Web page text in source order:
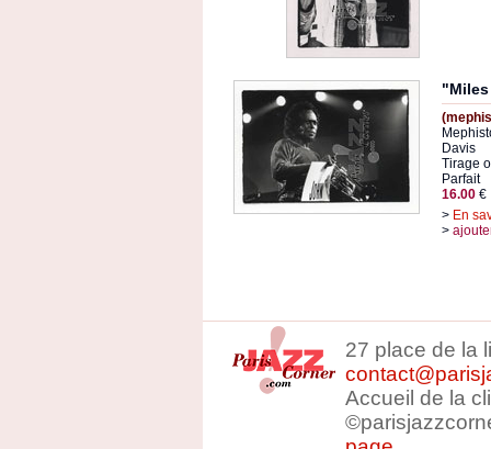
"Miles
Davis
Tirage
Parfait
16.00 €
> En
>
27 place de la
Accueil de la